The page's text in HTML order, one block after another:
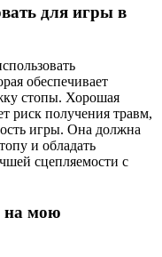
для игры в
обеспечивает
стопы. Хорошая
риск получения травм,
игры. Она должна
и обладать
сцепляемости с
на мою